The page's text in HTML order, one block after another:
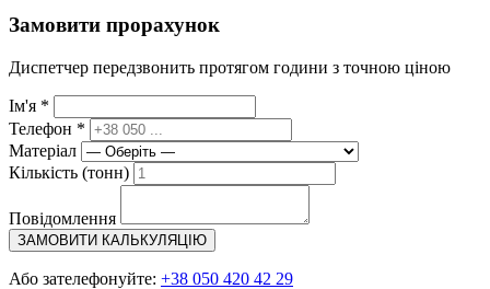
Замовити прорахунок
Диспетчер передзвонить протягом години з точною ціною
Ім'я *
Телефон *
Матеріал
Кількість (тонн)
Повідомлення
ЗАМОВИТИ КАЛЬКУЛЯЦІЮ
Або зателефонуйте: +38 050 420 42 29